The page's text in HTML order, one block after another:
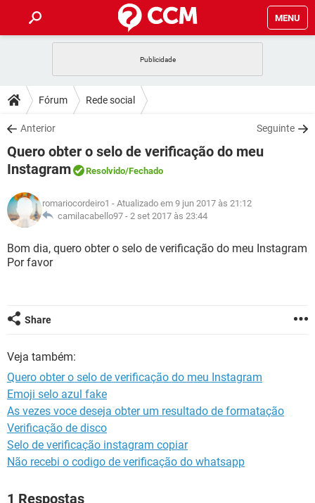
MENU
CELULAR
OUTLOOK
INSTAGRAM GMAIL
GUIA DE COMPRAS
DICAS
JOGOS
OUTLOOK
GUIA DE COMPRAS
DOWNLOADS
JOGOS WHATSAPP
CELULAR
OUTLOOK EXCEL
INSTAGRAM
GUIA DE COMPRAS
FÓRUM
CELULAR FACEBOOK
INSTAGRAM
GLOSSÁRIO
JOGOS
CELULAR FACEBOOK
GUIA DE COMPRAS
Fórum Rede social
Anterior Seguinte
Quero obter o selo de verificação do meu
Instagram
Resolvido/Fechado
romariocordeiro1 - Atualizado em 9 jun 2017 às 21:12
camilacabello97 - 2 set 2017 às 23:44
Bom dia, quero obter o selo de verificação do meu Instagram
Por favor
Share
Veja também:
Quero obter o selo de verificação do meu Instagram
Emoji selo azul fake
As vezes voce deseja obter um resultado de formatação
Verificação de disco
Selo de verificação instagram copiar
Não recebi o codigo de verificação do whatsapp
1 Respostas